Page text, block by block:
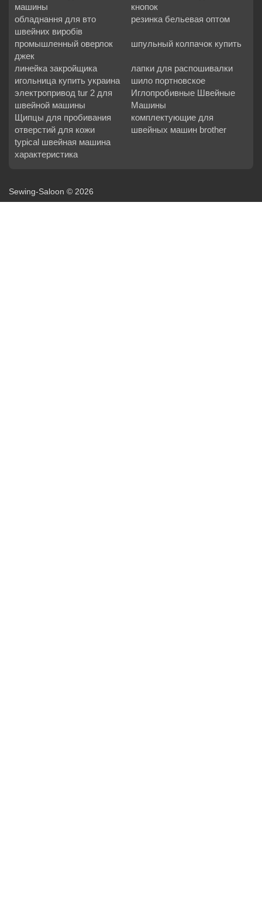
машины
кнопок
обладнання для вто
швейних виробів
резинка бельевая оптом
промышленный оверлок
джек
шпульный колпачок купить
линейка закройщика
лапки для распошивалки
игольница купить украина
шило портновское
электропривод tur 2 для
швейной машины
Иглопробивные Швейные
Машины
Щипцы для пробивания
отверстий для кожи
комплектующие для
швейных машин brother
typical швейная машина
характеристика
Sewing-Saloon © 2026